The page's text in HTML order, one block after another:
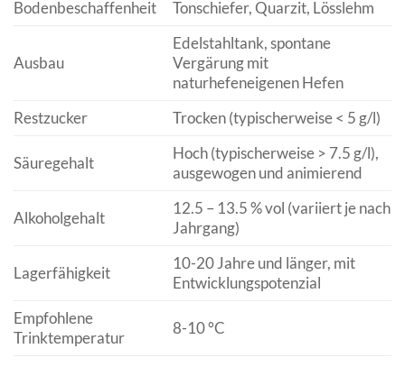
Bodenbeschaffenheit Tonschiefer, Quarzit, Lösslehm
Ausbau
Edelstahltank, spontane
Vergärung mit
naturhefeneigenen Hefen
Restzucker
Trocken (typischerweise < 5 g/l)
Säuregehalt
Hoch (typischerweise > 7.5 g/l),
ausgewogen und animierend
Alkoholgehalt
12.5 – 13.5 % vol (variiert je nach
Jahrgang)
Lagerfähigkeit
10-20 Jahre und länger, mit
Entwicklungspotenzial
Empfohlene
Trinktemperatur
8-10 °C